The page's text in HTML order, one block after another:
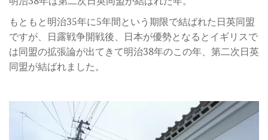
もともと明治35年に5年間という期限で結ばれた日英同盟
ですが、日露戦争開戦後、日本が優勢となるとイギリスで
は同盟の拡張論が出てきて明治38年のこの年、第二次日英
同盟が結ばれました。